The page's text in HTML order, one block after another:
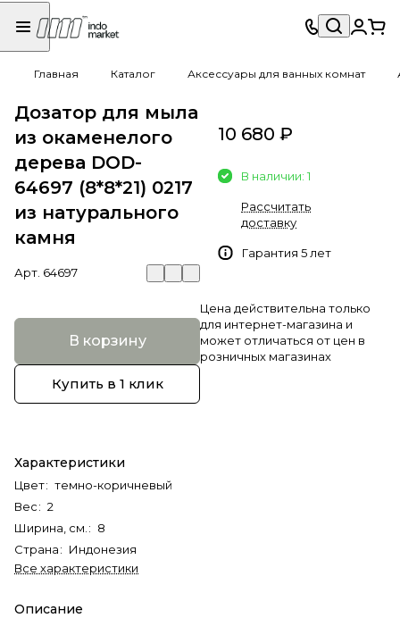
Главная Каталог Аксессуары для ванных комнат
Дозатор для мыла
из окаменелого
дерева DOD-
64697 (8*8*21) 0217
из натурального
камня
Арт. 64697
В корзину
Купить в 1 клик
Характеристики
Цвет: темно-коричневый
Вес: 2
Ширина, см. : 8
Страна: Индонезия
Все характеристики
Описание
10 680 ₽
В наличии: 1
Рассчитать
доставку
Гарантия 5 лет
Цена действительна только
для интернет-магазина и
может отличаться от цен в
розничных магазинах